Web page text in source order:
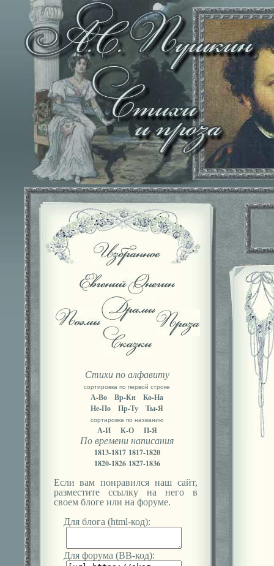
Стихи по алфавиту
сортировка по первой строке
А-Во Вр-Кн
Ко-На
Не-По
Пр-Ту Ты-Я
сортировка по названию
А-И К-О
П-Я
По времени написания
1813-1817 1817-1820
1820-1826 1827-1836
Если вам понравился наш сайт,
разместите ссылку на него в
своем блоге или на форуме.
Для блога (html-код):
Для форума (ВВ-код):